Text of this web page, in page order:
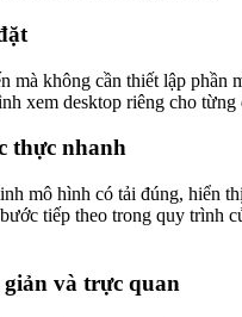
mà không cần thiết lập phần
xem desktop riêng cho từng
thực nhanh
mô hình có tải đúng, hiển
tiếp theo trong quy trình
và trực quan